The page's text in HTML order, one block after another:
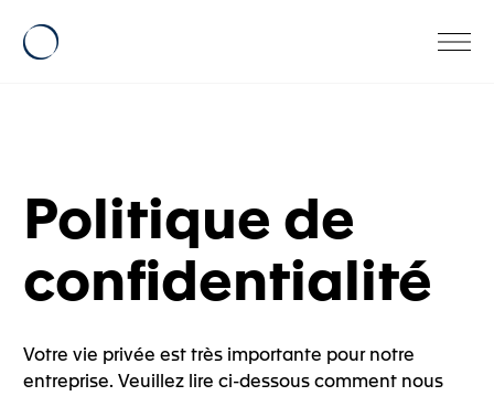
Politique de
confidentialité
Votre vie privée est très importante pour notre
entreprise. Veuillez lire ci-dessous comment nous